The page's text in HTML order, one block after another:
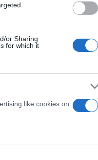
or Sharing
for which it
like cookies on
για παράνομα
του διαβόητου
από 73 χρόνια οι